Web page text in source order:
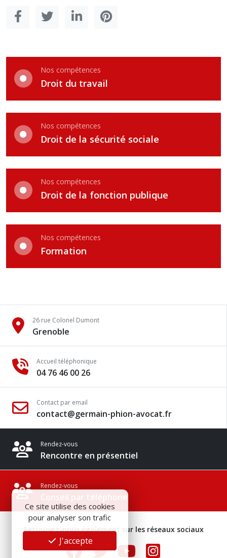
Nos compétences
Droit du travail
Nos compétences
Droit de la sécurité sociale
Nos compétences
Droit de la fonction publique
Nos compétences
Formation
26 rue Colonel Dumont
Grenoble
Accueil téléphonique
04 76 46 00 26
Contact par email
contact@germain-phion-avocat.fr
Rendez-vous
Rencontre en présentiel
Rendez-vous
Conseil par téléphone
Retrouvez-nous également sur les réseaux sociaux
Ce site utilise des cookies
pour analyser son trafic
J'accepte